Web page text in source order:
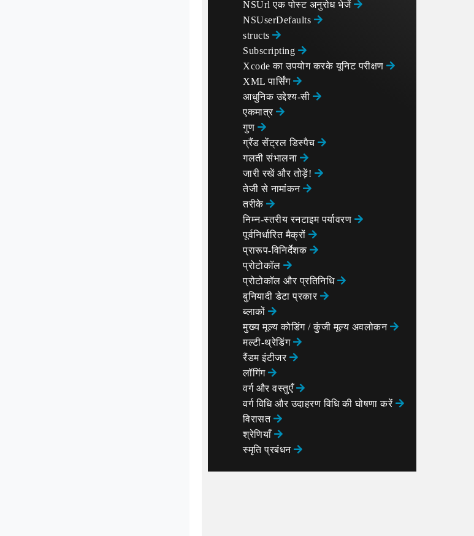
NSUrl एक पोस्ट अनुरोध भेजें
NSUserDefaults
structs
Subscripting
Xcode का उपयोग करके यूनिट परीक्षण
XML पार्सिंग
आधुनिक उद्देश्य-सी
एकमात्र
गुण
ग्रैंड सेंट्रल डिस्पैच
गलती संभालना
जारी रखें और तोड़ें!
तेजी से नामांकन
तरीके
निम्न-स्तरीय रनटाइम पर्यावरण
पूर्वनिर्धारित मैक्रों
प्रारूप-विनिर्देशक
प्रोटोकॉल
प्रोटोकॉल और प्रतिनिधि
बुनियादी डेटा प्रकार
ब्लाकों
मुख्य मूल्य कोडिंग / कुंजी मूल्य अवलोकन
मल्टी-थ्रेडिंग
रैंडम इंटीजर
लॉगिंग
वर्ग और वस्तुएँ
वर्ग विधि और उदाहरण विधि की घोषणा करें
विरासत
श्रेणियाँ
स्मृति प्रबंधन